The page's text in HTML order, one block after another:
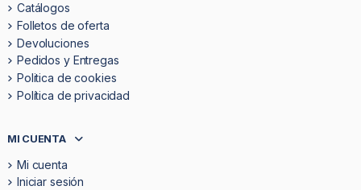
Catálogos
Folletos de oferta
Devoluciones
Pedidos y Entregas
Politica de cookies
Política de privacidad
MI CUENTA
Mi cuenta
Iniciar sesión